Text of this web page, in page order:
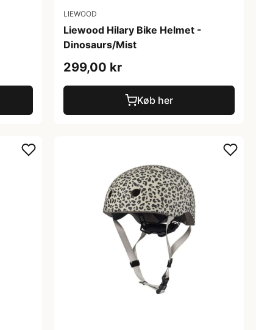
LIEWOOD
Liewood Hilary Bike Helmet -
Dinosaurs/Mist
299,00 kr
Køb her